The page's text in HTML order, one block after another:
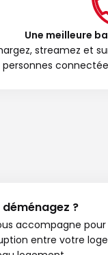
Une meilleure
streamez et
personnes
déménagez ?
accompagne
entre votre